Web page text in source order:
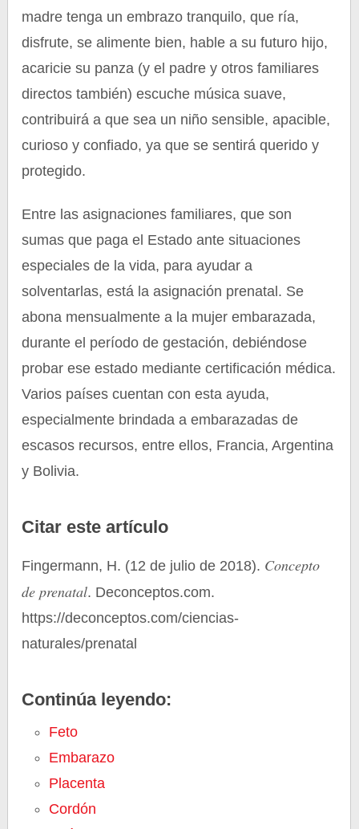
madre tenga un embrazo tranquilo, que ría,
disfrute, se alimente bien, hable a su futuro hijo,
acaricie su panza (y el padre y otros familiares
directos también) escuche música suave,
contribuirá a que sea un niño sensible, apacible,
curioso y confiado, ya que se sentirá querido y
protegido.
Entre las asignaciones familiares, que son
sumas que paga el Estado ante situaciones
especiales de la vida, para ayudar a
solventarlas, está la asignación prenatal. Se
abona mensualmente a la mujer embarazada,
durante el período de gestación, debiéndose
probar ese estado mediante certificación médica.
Varios países cuentan con esta ayuda,
especialmente brindada a embarazadas de
escasos recursos, entre ellos, Francia, Argentina
y Bolivia.
Citar este artículo
Fingermann, H. (12 de julio de 2018). Concepto
de prenatal. Deconceptos.com.
https://deconceptos.com/ciencias-
naturales/prenatal
Continúa leyendo:
Feto
Embarazo
Placenta
Cordón